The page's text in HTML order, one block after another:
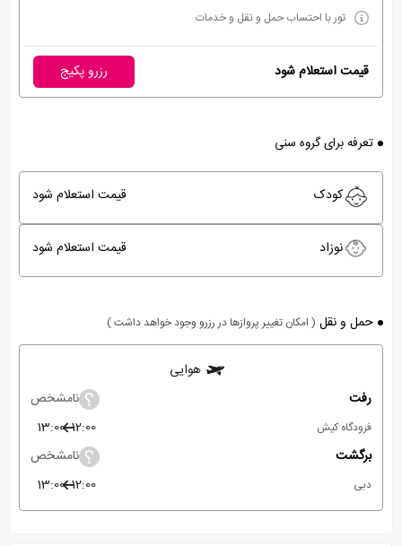
تور با احتساب حمل و نقل و خدمات
قیمت استعلام شود رزرو پکیج
تعرفه برای گروه سنی
کودک قیمت استعلام شود
نوزاد قیمت استعلام شود
حمل و نقل ( امکان تغییر پروازها در رزرو وجود خواهد داشت )
هوایی
رفت
نامشخص
فرودگاه کیش 12:00
13:00
برگشت
نامشخص
دبی 12:00
13:00